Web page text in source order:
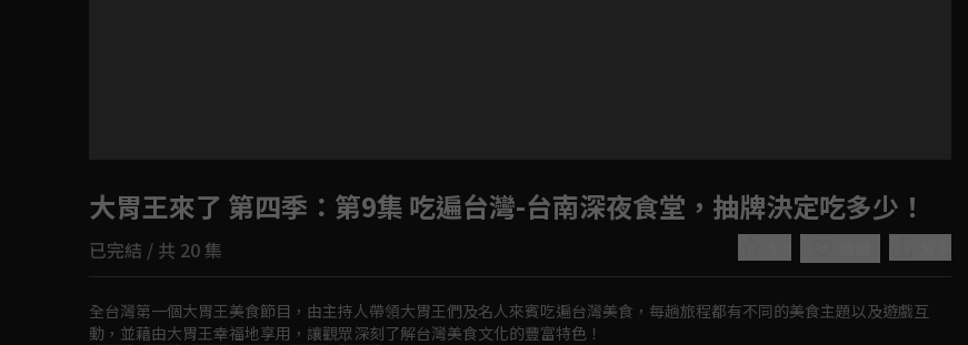
如有不便請見諒
大胃王來了 第四季 ：第9集 吃遍台灣-台南深夜食堂，抽牌決定吃多少！
已完結 / 共 20 集
全台灣第一個大胃王美食節目，由主持人帶領大胃王們及名人來賓吃遍台灣美食，每趟旅程都有不同的美食主題以及遊戲互
動，並藉由大胃王幸福地享用，讓觀眾深刻了解台灣美食文化的豐富特色！